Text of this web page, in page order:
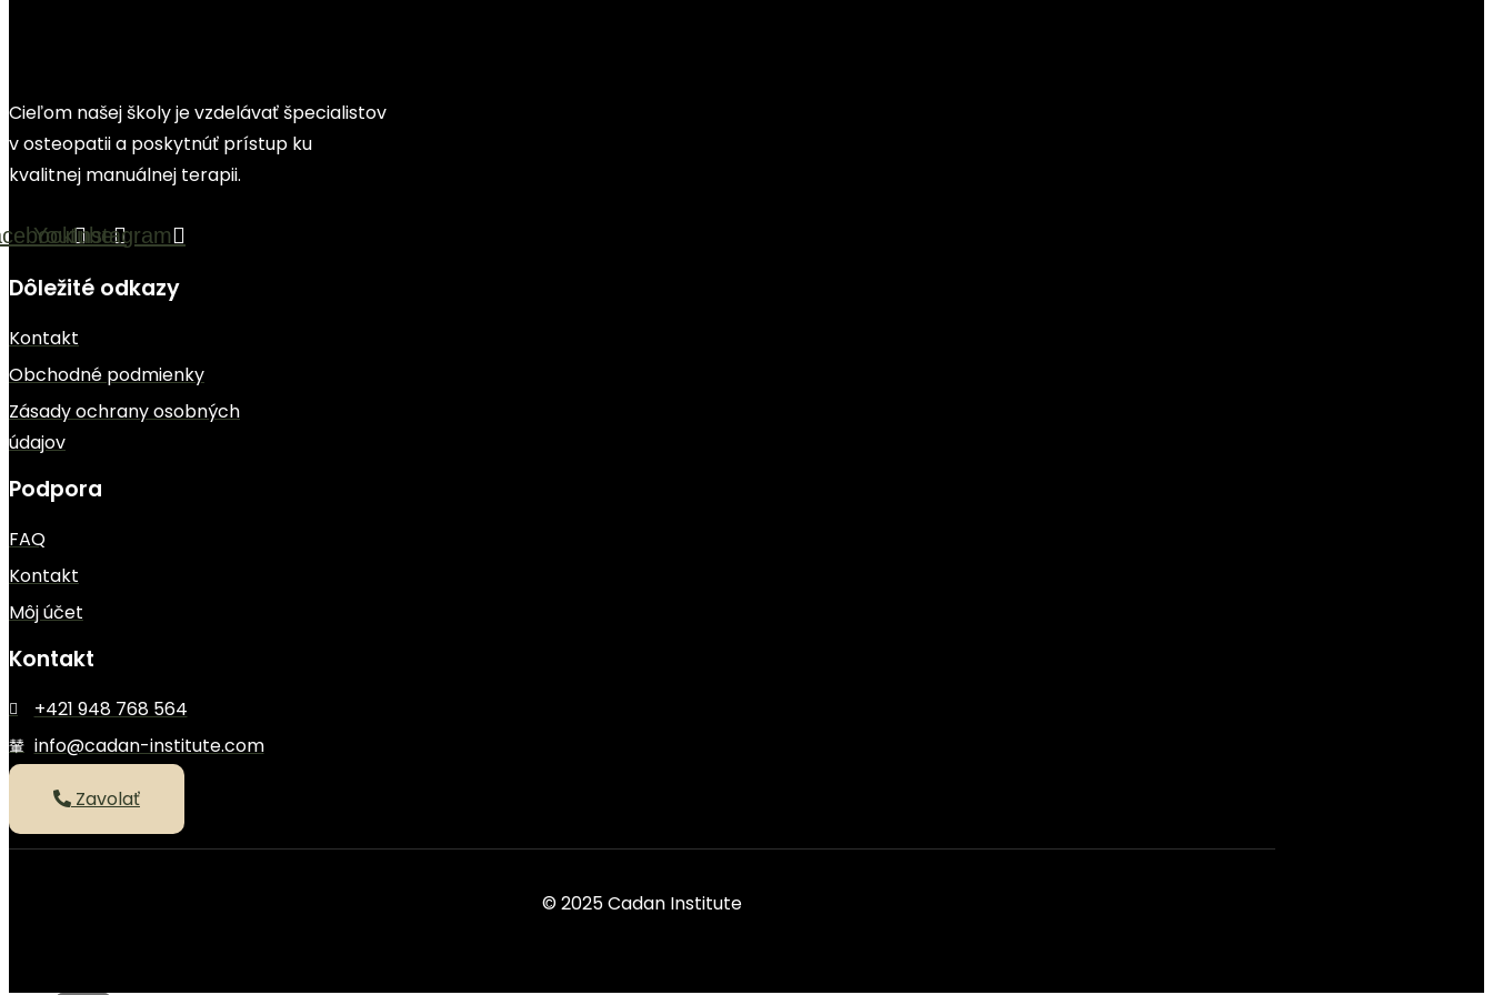
Cieľom našej školy je vzdelávať špecialistov
v osteopatii a poskytnúť prístup ku
kvalitnej manuálnej terapii.
YoutubeInstagram
Dôležité odkazy
Kontakt
Obchodné podmienky
Zásady ochrany osobných
údajov
Podpora
FAQ
Kontakt
Môj účet
Kontakt
+421 948 768 564
info@cadan-institute.com
Zavolať
© 2025 Cadan Institute